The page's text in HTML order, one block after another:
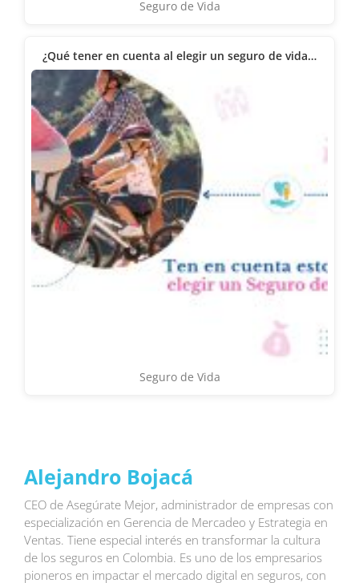
Seguro de Vida
¿Qué tener en cuenta al elegir un seguro de vida…
Seguro de Vida
Alejandro Bojacá
CEO de Asegúrate Mejor, administrador de empresas con
especialización en Gerencia de Mercadeo y Estrategia en
Ventas. Tiene especial interés en transformar la cultura
de los seguros en Colombia. Es uno de los empresarios
pioneros en impactar el mercado digital en seguros, con